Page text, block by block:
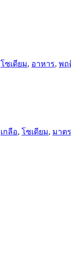
โซเดียม, อาหาร, พฤ
เกลือ, โซเดียม, มาต